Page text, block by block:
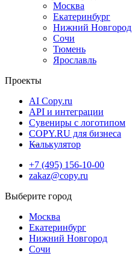
Москва
Екатеринбург
Нижний Новгород
Сочи
Тюмень
Ярославль
Проекты
AI Copy.ru
API и интеграции
Сувениры с логотипом
COPY.RU для бизнеса
Калькулятор
+7 (495) 156-10-00
zakaz@copy.ru
Москва
Екатеринбург
Нижний Новгород
Сочи